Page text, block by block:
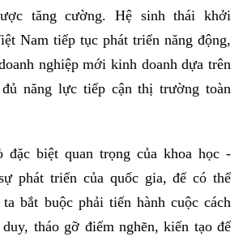
tăng cường. Hệ sinh thái khởi
Nam tiếp tục phát triển năng động,
nghiệp mới kinh doanh dựa trên
năng lực tiếp cận thị trường toàn
biệt quan trọng của khoa học -
phát triển của quốc gia, để có thể
bắt buộc phải tiến hành cuộc cách
tháo gỡ điểm nghẽn, kiến tạo để